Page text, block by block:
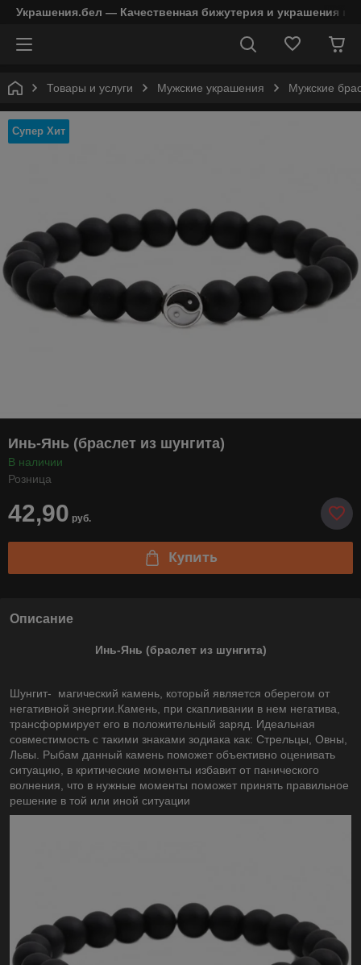
Украшения.бел — Качественная бижутерия и украшения в
Товары и услуги Мужские украшения Мужские
Супер Хит
Инь-Янь (браслет из шунгита)
В наличии
Розница
42,90 руб.
Купить
Описание
Инь-Янь (браслет из шунгита)
Шунгит- магический камень, который является оберегом от
негативной энергии.Камень, при скапливании в нем негатива,
трансформирует его в положительный заряд. Идеальная
совместимость с такими знаками зодиака как: Стрельцы, Овны,
Львы. Рыбам данный камень поможет объективно оценивать
ситуацию, в критические моменты избавит от панического
волнения, что в нужные моменты поможет принять правильное
решение в той или иной ситуации